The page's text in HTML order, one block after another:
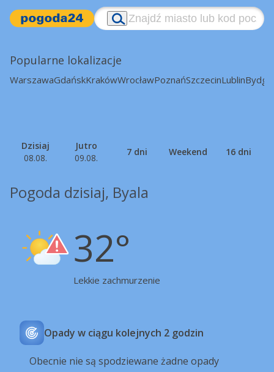
Popularne lokalizacje
WarszawaGdańskKrakówWrocławPoznańSzczecinLublin
Dzisiaj
08.08.
Jutro
09.08.
7 dni Weekend 16 dni
Pogoda dzisiaj, Byala
32°
Lekkie zachmurzenie
Opady w ciągu kolejnych 2 godzin
Obecnie nie są spodziewane żadne opady